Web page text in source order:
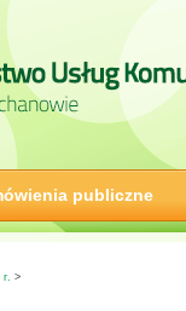
publiczne
r. >